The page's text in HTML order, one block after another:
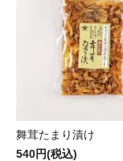
舞茸たまり漬け
540円(税込)